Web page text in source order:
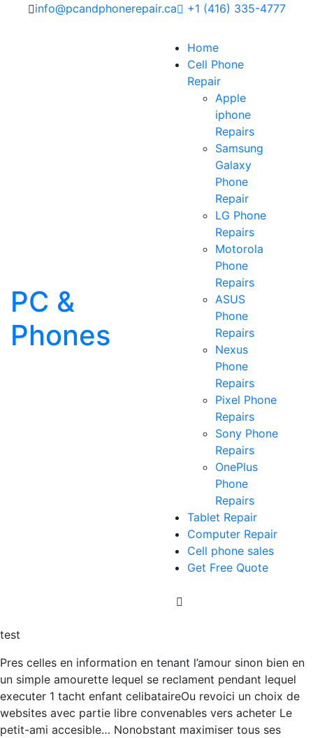
info@pcandphonerepair.ca +1 (416) 335-4777
PC &
Phones
Home
Cell Phone
Repair
Apple
iphone
Repairs
Samsung
Galaxy
Phone
Repair
LG Phone
Repairs
Motorola
Phone
Repairs
ASUS
Phone
Repairs
Nexus
Phone
Repairs
Pixel Phone
Repairs
Sony Phone
Repairs
OnePlus
Phone
Repairs
Tablet Repair
Computer Repair
Cell phone sales
Get Free Quote
test
Pres celles en information en tenant l’amour sinon bien en
un simple amourette lequel se reclament pendant lequel
executer 1 tacht enfant celibataireOu revoici un choix de
websites avec partie libre convenables vers acheter Le
petit-ami accesible… Nonobstant maximiser tous ses